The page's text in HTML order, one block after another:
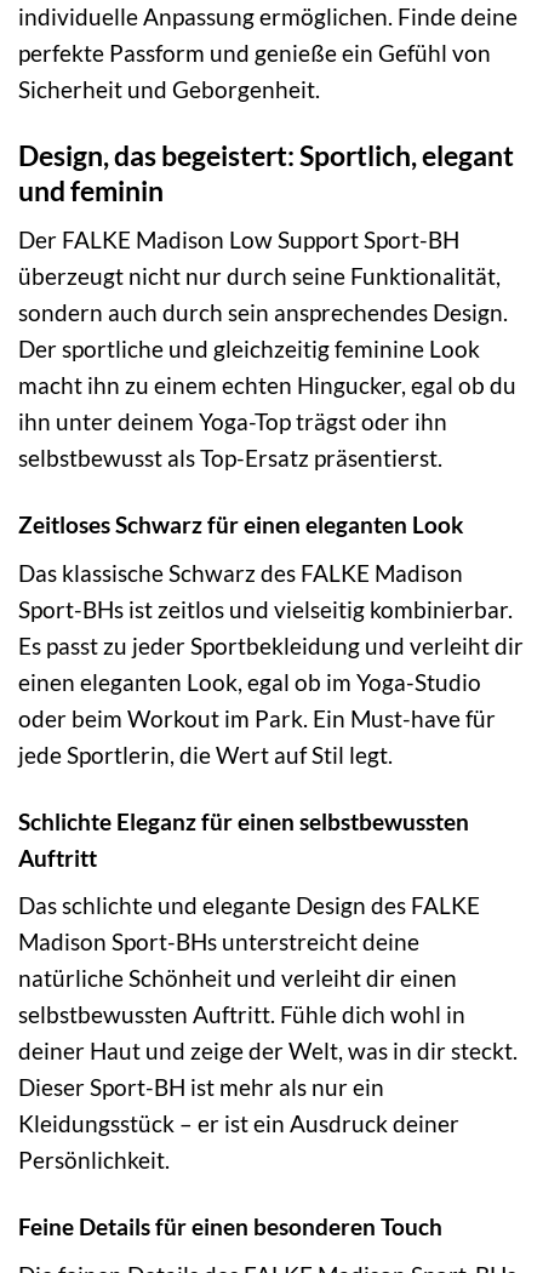
individuelle Anpassung ermöglichen. Finde deine
perfekte Passform und genieße ein Gefühl von
Sicherheit und Geborgenheit.
Design, das begeistert: Sportlich, elegant
und feminin
Der FALKE Madison Low Support Sport-BH
überzeugt nicht nur durch seine Funktionalität,
sondern auch durch sein ansprechendes Design.
Der sportliche und gleichzeitig feminine Look
macht ihn zu einem echten Hingucker, egal ob du
ihn unter deinem Yoga-Top trägst oder ihn
selbstbewusst als Top-Ersatz präsentierst.
Zeitloses Schwarz für einen eleganten Look
Das klassische Schwarz des FALKE Madison
Sport-BHs ist zeitlos und vielseitig kombinierbar.
Es passt zu jeder Sportbekleidung und verleiht dir
einen eleganten Look, egal ob im Yoga-Studio
oder beim Workout im Park. Ein Must-have für
jede Sportlerin, die Wert auf Stil legt.
Schlichte Eleganz für einen selbstbewussten
Auftritt
Das schlichte und elegante Design des FALKE
Madison Sport-BHs unterstreicht deine
natürliche Schönheit und verleiht dir einen
selbstbewussten Auftritt. Fühle dich wohl in
deiner Haut und zeige der Welt, was in dir steckt.
Dieser Sport-BH ist mehr als nur ein
Kleidungsstück – er ist ein Ausdruck deiner
Persönlichkeit.
Feine Details für einen besonderen Touch